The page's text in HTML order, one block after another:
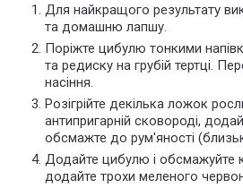
Для найкращого результату
та домашню лапшу.
Поріжте цибулю тонкими
та редиску на грубій тертці.
насіння.
Розігрійте декілька ложок
антипригарній сковороді,
обсмажте до рум'яності
Додайте цибулю і обсмажуйте
додайте трохи меленого